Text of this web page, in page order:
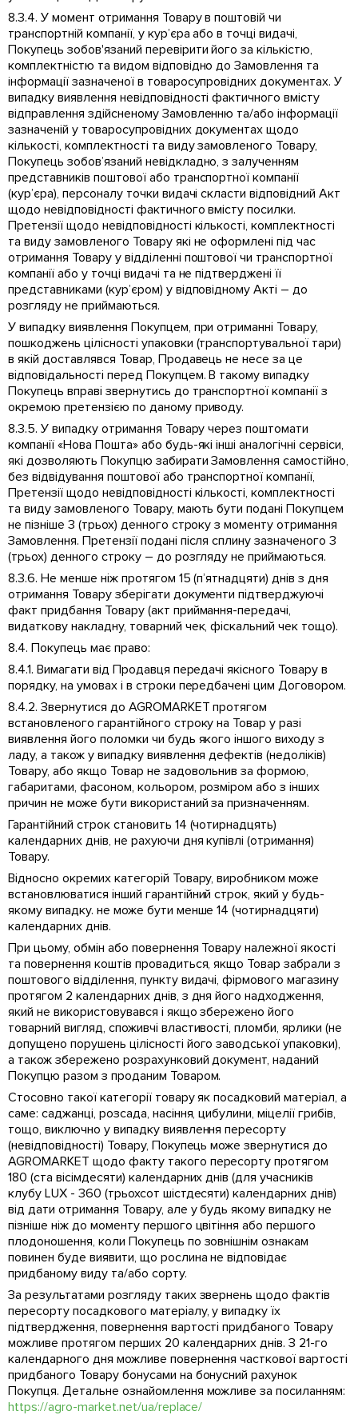
8.3.4. У момент отримання Товару в поштовій чи
транспортній компанії, у кур’єра або в точці видачі,
Покупець зобов'язаний перевірити його за кількістю,
комплектністю та видом відповідно до Замовлення та
інформації зазначеної в товаросупровідних документах. У
випадку виявлення невідповідності фактичного вмісту
відправлення здійсненому Замовленню та/або інформації
зазначеній у товаросупровідних документах щодо
кількості, комплектності та виду замовленого Товару,
Покупець зобов’язаний невідкладно, з залученням
представників поштової або транспортної компанії
(кур’єра), персоналу точки видачі скласти відповідний Акт
щодо невідповідності фактичного вмісту посилки.
Претензії щодо невідповідності кількості, комплектності
та виду замовленого Товару які не оформлені під час
отримання Товару у відділенні поштової чи транспортної
компанії або у точці видачі та не підтверджені її
представниками (кур’єром) у відповідному Акті – до
розгляду не приймаються.
У випадку виявлення Покупцем, при отриманні Товару,
пошкоджень цілісності упаковки (транспортувальної тари)
в якій доставлявся Товар, Продавець не несе за це
відповідальності перед Покупцем. В такому випадку
Покупець вправі звернутись до транспортної компанії з
окремою претензією по даному приводу.
8.3.5. У випадку отримання Товару через поштомати
компанії «Нова Пошта» або будь-які інші аналогічні сервіси,
які дозволяють Покупцю забирати Замовлення самостійно,
без відвідування поштової або транспортної компанії,
Претензії щодо невідповідності кількості, комплектності
та виду замовленого Товару, мають бути подані Покупцем
не пізніше 3 (трьох) денного строку з моменту отримання
Замовлення. Претензії подані після сплину зазначеного 3
(трьох) денного строку – до розгляду не приймаються.
8.3.6. Не менше ніж протягом 15 (п’ятнадцяти) днів з дня
отримання Товару зберігати документи підтверджуючі
факт придбання Товару (акт приймання-передачі,
видаткову накладну, товарний чек, фіскальний чек тощо).
8.4. Покупець має право:
8.4.1. Вимагати від Продавця передачі якісного Товару в
порядку, на умовах і в строки передбачені цим Договором.
8.4.2. Звернутися до AGROMARKET протягом
встановленого гарантійного строку на Товар у разі
виявлення його поломки чи будь якого іншого виходу з
ладу, а також у випадку виявлення дефектів (недоліків)
Товару, або якщо Товар не задовольнив за формою,
габаритами, фасоном, кольором, розміром або з інших
причин не може бути використаний за призначенням.
Гарантійний строк становить 14 (чотирнадцять)
календарних днів, не рахуючи дня купівлі (отримання)
Товару.
Відносно окремих категорій Товару, виробником може
встановлюватися інший гарантійний строк, який у будь-
якому випадку. не може бути менше 14 (чотирнадцяти)
календарних днів.
При цьому, обмін або повернення Товару належної якості
та повернення коштів провадиться, якщо Товар забрали з
поштового відділення, пункту видачі, фірмового магазину
протягом 2 календарних днів, з дня його надходження,
який не використовувався і якщо збережено його
товарний вигляд, споживчі властивості, пломби, ярлики (не
допущено порушень цілісності його заводської упаковки),
а також збережено розрахунковий документ, наданий
Покупцю разом з проданим Товаром.
Стосовно такої категорії товару як посадковий матеріал, а
саме: саджанці, розсада, насіння, цибулини, міцелії грибів,
тощо, виключно у випадку виявлення пересорту
(невідповідності) Товару, Покупець може звернутися до
AGROMARKET щодо факту такого пересорту протягом
180 (ста вісімдесяти) календарних днів (для учасників
клубу LUX - 360 (трьохсот шістдесяти) календарних днів)
від дати отримання Товару, але у будь якому випадку не
пізніше ніж до моменту першого цвітіння або першого
плодоношення, коли Покупець по зовнішнім ознакам
повинен буде виявити, що рослина не відповідає
придбаному виду та/або сорту.
За результатами розгляду таких звернень щодо фактів
пересорту посадкового матеріалу, у випадку їх
підтвердження, повернення вартості придбаного Товару
можливе протягом перших 20 календарних днів. З 21-го
календарного дня можливе повернення часткової вартості
придбаного Товару бонусами на бонусний рахунок
Покупця. Детальне ознайомлення можливе за посиланням:
https://agro-market.net/ua/replace/